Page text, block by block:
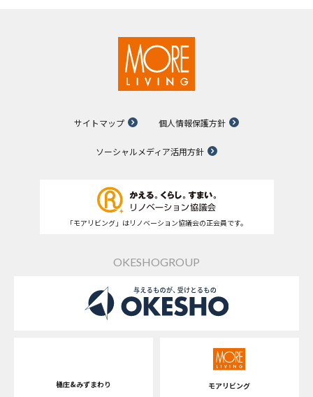
サイトマップ 個人情報保護方針
ソーシャルメディア活用方針
「モアリビング」はリノベーション協議会の正会員です。
OKESHOGROUP
桶庄&みずまわり モアリビング